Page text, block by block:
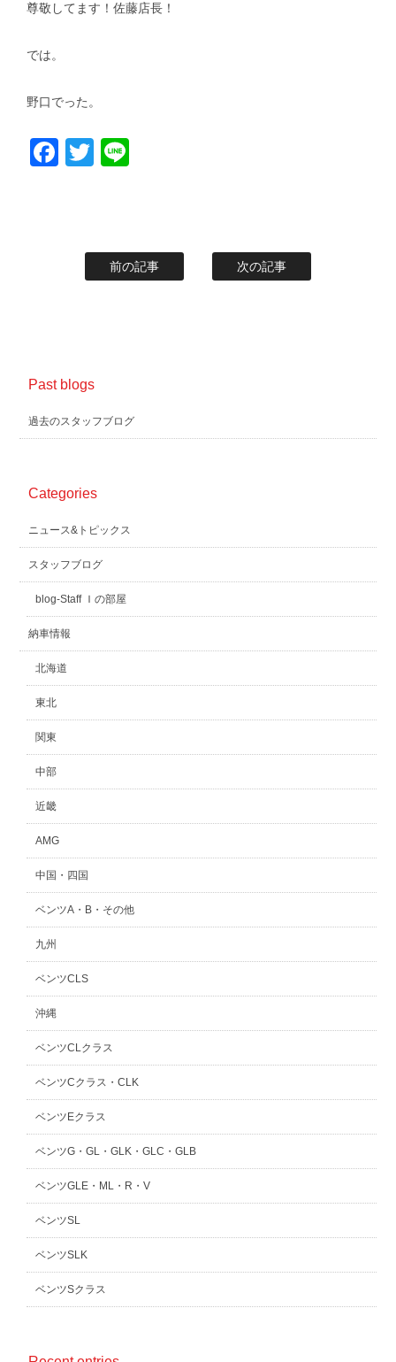
尊敬してます！佐藤店長！
では。
野口でった。
Facebook
Twitter
前の記事 次の記事
Past blogs
過去のスタッフブログ
Categories
ニュース&トピックス
スタッフブログ
blog-Staff Ｉの部屋
納車情報
北海道
東北
関東
中部
近畿
AMG
中国・四国
ベンツA・B・その他
九州
ベンツCLS
沖縄
ベンツCLクラス
ベンツCクラス・CLK
ベンツEクラス
ベンツG・GL・GLK・GLC・GLB
ベンツGLE・ML・R・V
ベンツSL
ベンツSLK
ベンツSクラス